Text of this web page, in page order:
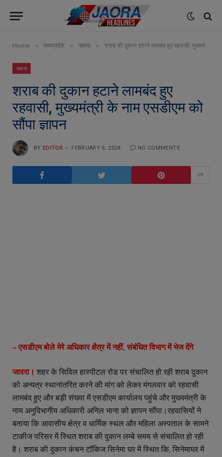
Home » मध्यप्रदेश » जावरा » शराब की दुकान हटाने लामबंद हुए रहवासी, मुख्यमंत्री के नाम एसडीएम को सौंपा ज्ञापन
जावरा
शराब की दुकान हटाने लामबंद हुए
रहवासी, मुख्यमंत्री के नाम एसडीएम को
सौंपा ज्ञापन
BY EDITOR FEBRUARY 6, 2024 NO COMMENTS
– एसडीएम बोले मेरे अधिकार क्षैत्र में नहीं, संबंधित विभाग में भेज देंगे
जावरा। शहर के सिविल हास्पीटल रोड पर संचालित हो रही शराब दुकान
को अन्यत्र स्थानांतरित करने की मांग को लेकर मंगलवार को रहवासी
लामबंद हुए और बड़ी संख्या में एसडीएम कार्यालय पहुंचे और मुख्यमंत्री के
नाम अनुविभागीय अधिकारी अनिल भाना को ज्ञापन सौंपा।रहवासियों ने
बताया कि आवासीय क्षेत्र व धार्मिक स्थल और महिला अस्पताल के सामने
टाकीज परिसर में स्थित शराब की दुकान लम्बे समय से संचालित हो रही
है। शराब की दुकान कंचन टॉकिज सिनेमा घर में स्थित कि, सिनेमाघर में